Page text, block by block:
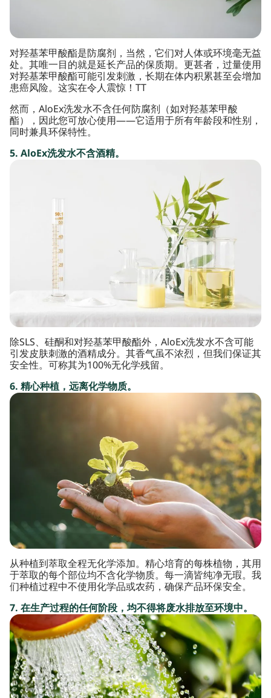
对羟基苯甲酸酯是防腐剂，当然，它们对人体或环境毫无益
处。其唯一目的就是延长产品的保质期。更甚者，过量使用
对羟基苯甲酸酯可能引发刺激，长期在体内积累甚至会增加
患癌风险。这实在令人震惊！TT
然而，AloEx洗发水不含任何防腐剂（如对羟基苯甲酸
酯），因此您可放心使用——它适用于所有年龄段和性别，
同时兼具环保特性。
5. AloEx洗发水不含酒精。
除SLS、硅酮和对羟基苯甲酸酯外，AloEx洗发水不含可能
引发皮肤刺激的酒精成分。其香气虽不浓烈，但我们保证其
安全性。可称其为100%无化学残留。
6. 精心种植，远离化学物质。
从种植到萃取全程无化学添加。精心培育的每株植物，其用
于萃取的每个部位均不含化学物质。每一滴皆纯净无瑕。我
们种植过程中不使用化学品或农药，确保产品环保安全。
7. 在生产过程的任何阶段，均不得将废水排放至环境中。